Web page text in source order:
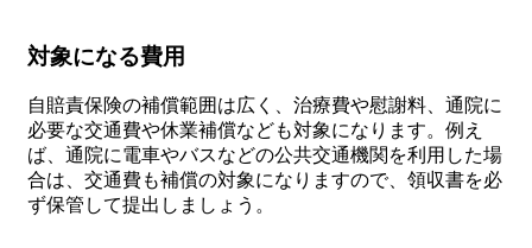
対象になる費用
自賠責保険の補償範囲は広く、治療費や慰謝料、通院に
必要な交通費や休業補償なども対象になります。例え
ば、通院に電車やバスなどの公共交通機関を利用した場
合は、交通費も補償の対象になりますので、領収書を必
ず保管して提出しましょう。